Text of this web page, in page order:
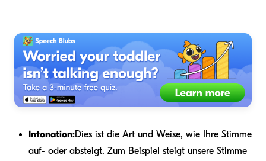
Intonation:Dies ist die Art und Weise, wie Ihre Stimme
auf- oder absteigt. Zum Beispiel steigt unsere Stimme